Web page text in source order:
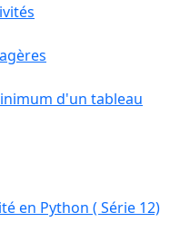
d'un tableau
en Python ( Série 12)